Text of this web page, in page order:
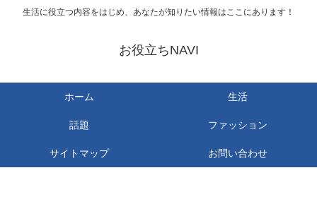
生活に役立つ内容をはじめ、あなたが知りたい情報はここにあります！
お役立ちNAVI
ホーム 生活
話題 ファッション
サイトマップ お問い合わせ